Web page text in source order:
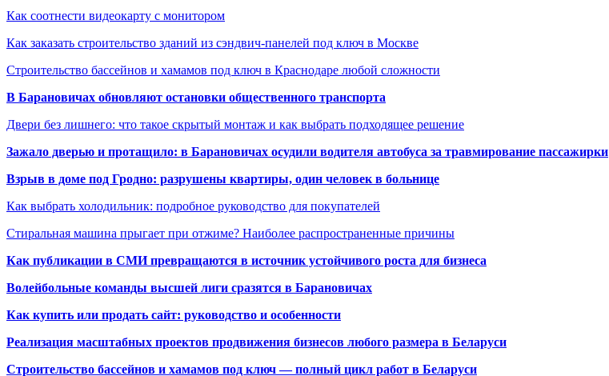
Как соотнести видеокарту с монитором
Как заказать строительство зданий из сэндвич-панелей под ключ в Москве
Строительство бассейнов и хамамов под ключ в Краснодаре любой сложности
В Барановичах обновляют остановки общественного транспорта
Двери без лишнего: что такое скрытый монтаж и как выбрать подходящее решение
Зажало дверью и протащило: в Барановичах осудили водителя автобуса за травмирование пассажирки
Взрыв в доме под Гродно: разрушены квартиры, один человек в больнице
Как выбрать холодильник: подробное руководство для покупателей
Стиральная машина прыгает при отжиме? Наиболее распространенные причины
Как публикации в СМИ превращаются в источник устойчивого роста для бизнеса
Волейбольные команды высшей лиги сразятся в Барановичах
Как купить или продать сайт: руководство и особенности
Реализация масштабных проектов продвижения бизнесов любого размера в Беларуси
Строительство бассейнов и хамамов под ключ — полный цикл работ в Беларуси